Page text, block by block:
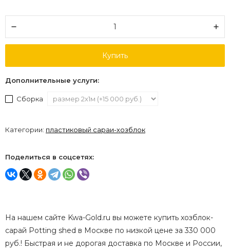
Купить
Дополнительные услуги:
Сборка
Категории: пластиковый сараи-хозблок
Поделиться в соцсетях:
На нашем сайте Kwa-Gold.ru вы можете купить хозблок-
сарай Potting shed в Москве по низкой цене за 330 000
руб.! Быстрая и не дорогая доставка по Москве и России,